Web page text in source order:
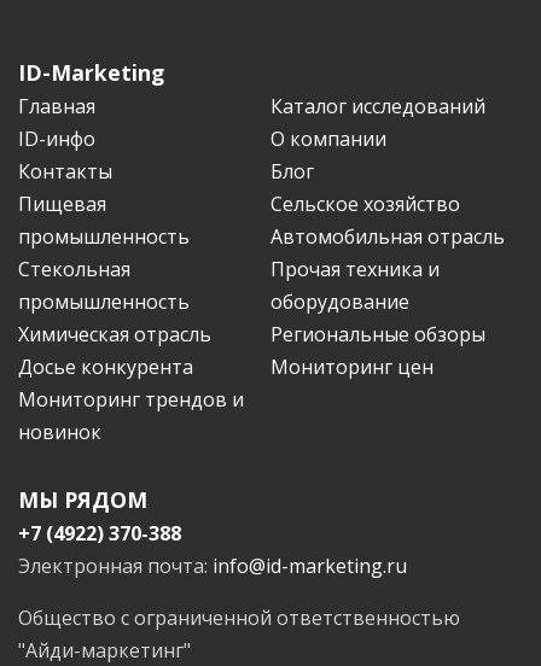
ID-Marketing
Главная
Каталог исследований
ID-инфо
О компании
Контакты
Блог
Пищевая
промышленность
Сельское хозяйство
Автомобильная отрасль
Стекольная
промышленность
Прочая техника и
оборудование
Химическая отрасль
Региональные обзоры
Досье конкурента
Мониторинг цен
Мониторинг трендов и
новинок
МЫ РЯДОМ
+7 (4922) 370-388
Электронная почта: info@id-marketing.ru
Общество с ограниченной ответственностью
"Айди-маркетинг"